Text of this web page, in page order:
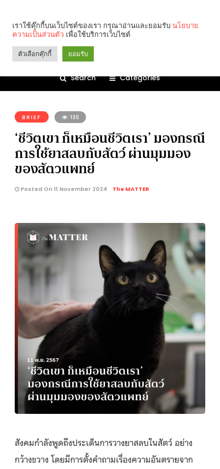
Search Categories
BRIEF 135
‘ชีวิตเขา ก็เหมือนชีวิตเรา’ มองกรณี
การใช้ยาสลบกับสัตว์ ผ่านมุมมอง
ของสัตวแพทย์
Posted On 11 November 2024 The MATTER
สังคมกำลังพูดถึงประเด็นการวางยาสลบในสัตว์ อย่าง
กว้างขวาง โดยมีการตั้งคำถามเรื่องความอันตรายจาก
เราใช้คุ๊กกี้บนเว็บไซต์ของเรา กรุณาอ่านและยอมรับ นโยบาย
ความเป็นส่วนตัว เพื่อใช้บริการเว็บไซต์
ตัวเลือกคุ๊กกี้ ยอมรับ